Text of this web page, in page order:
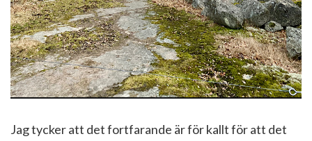
Jag tycker att det fortfarande är för kallt för att det